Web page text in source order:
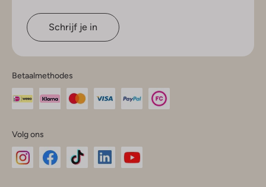
Schrijf je in
Betaalmethodes
Volg ons